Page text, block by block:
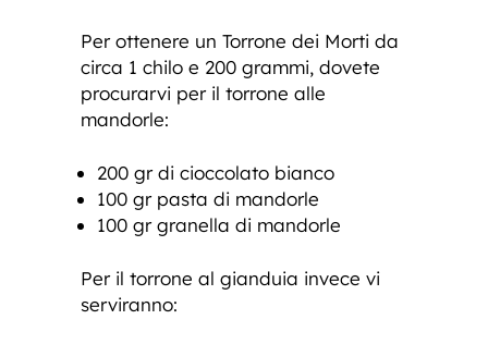
Per ottenere un Torrone dei Morti da
circa 1 chilo e 200 grammi, dovete
procurarvi per il torrone alle
mandorle:
200 gr di cioccolato bianco
100 gr pasta di mandorle
100 gr granella di mandorle
Per il torrone al gianduia invece vi
serviranno: